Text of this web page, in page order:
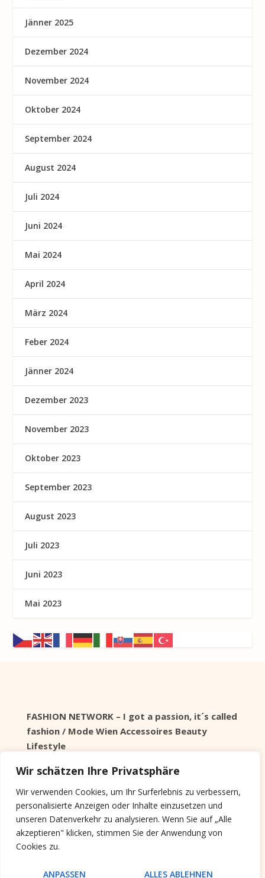
Wir schätzen Ihre Privatsphäre
Wir verwenden Cookies, um Ihr Surferlebnis zu verbessern,
personalisierte Anzeigen oder Inhalte einzusetzen und
unseren Datenverkehr zu analysieren. Wenn Sie auf „Alle
akzeptieren" klicken, stimmen Sie der Anwendung von
Cookies zu.
ANPASSEN ALLES ABLEHNEN
Jänner 2025
Dezember 2024
November 2024
Oktober 2024
September 2024
August 2024
Juli 2024
Juni 2024
Mai 2024
April 2024
März 2024
Feber 2024
Jänner 2024
Dezember 2023
November 2023
Oktober 2023
September 2023
August 2023
Juli 2023
Juni 2023
Mai 2023
FASHION NETWORK – I got a passion, it´s called
fashion / Mode Wien Accessoires Beauty
Lifestyle
Seit 1998 online
Cookie Info
Diese Website verwendet keine Tracking Cookies,
sondern nur Systemrelevante, die nach der Session